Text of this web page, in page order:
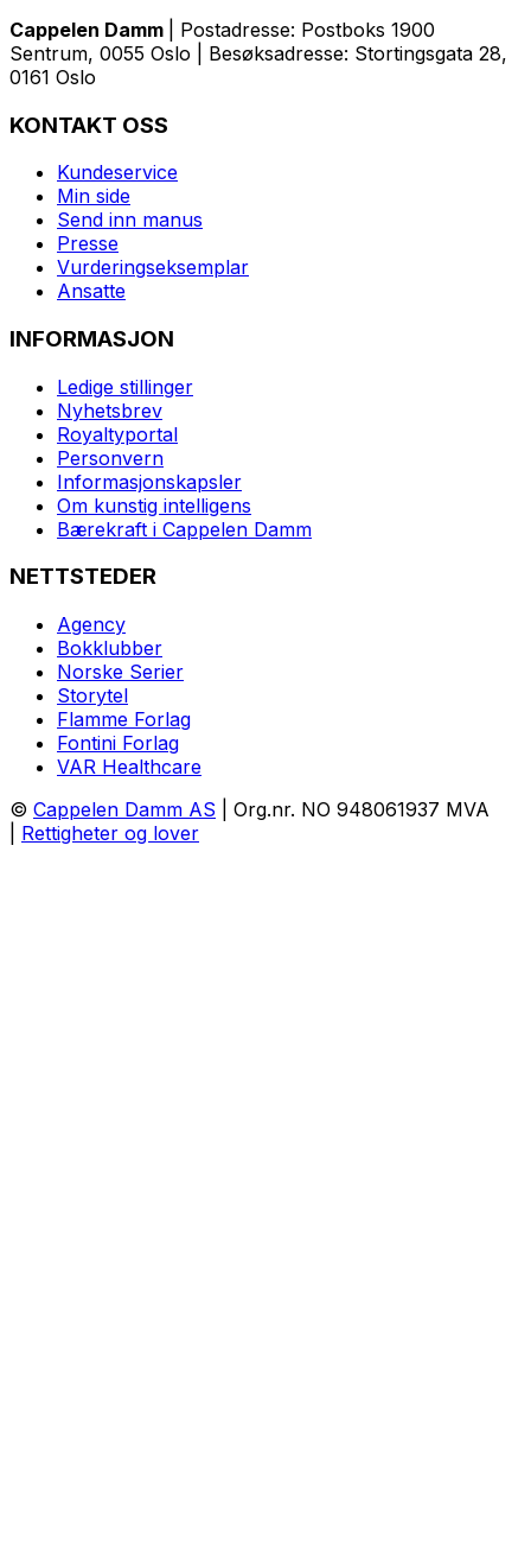
Cappelen Damm
| Postadresse: Postboks 1900
Sentrum, 0055 Oslo | Besøksadresse: Stortingsgata 28,
0161 Oslo
KONTAKT OSS
Kundeservice
Min side
Send inn manus
Presse
Vurderingseksemplar
Ansatte
INFORMASJON
Ledige stillinger
Nyhetsbrev
Royaltyportal
Personvern
Informasjonskapsler
Om kunstig intelligens
Bærekraft i Cappelen Damm
NETTSTEDER
Agency
Bokklubber
Norske Serier
Storytel
Flamme Forlag
Fontini Forlag
VAR Healthcare
© Cappelen Damm AS | Org.nr. NO 948061937 MVA
Rettigheter og lover